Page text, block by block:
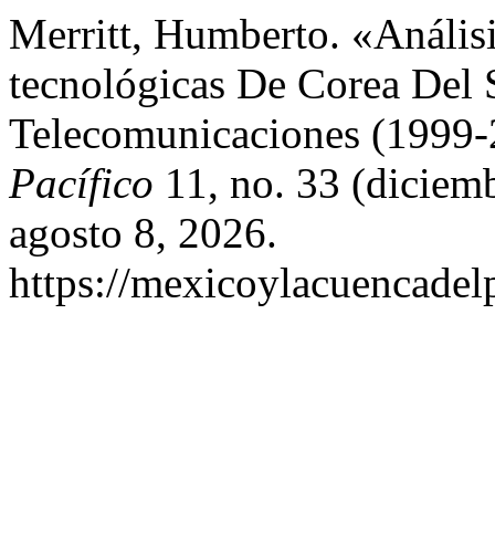
Merritt, Humberto.
tecnológicas De Corea Del
Telecomunicaciones
Pacífico 11, no. 33
agosto 8, 2026.
https://